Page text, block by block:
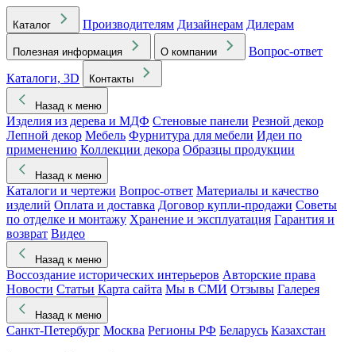
Каталог Производителям Дизайнерам Дилерам
Полезная информация О компании
Вопрос-ответ
Каталоги, 3D
Контакты
Назад к меню
Изделия из дерева и МДФ Стеновые панели Резной декор
Лепной декор Мебель Фурнитура для мебели Идеи по
применению Коллекции декора Образцы продукции
Назад к меню
Каталоги и чертежи Вопрос-ответ Материалы и качество
изделий Оплата и доставка Договор купли-продажи Советы
по отделке и монтажу Хранение и эксплуатация Гарантия и
возврат Видео
Назад к меню
Воссоздание исторических интерьеров Авторские права
Новости Статьи Карта сайта Мы в СМИ Отзывы Галерея
Назад к меню
Санкт-Петербург Москва Регионы РФ Беларусь Казахстан